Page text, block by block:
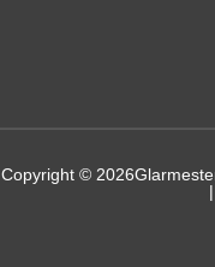
Copyright © 2026